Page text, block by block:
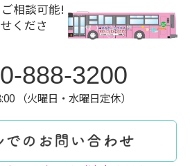
相談可能!
くださ
888-3200
（火曜日・水曜日定休）